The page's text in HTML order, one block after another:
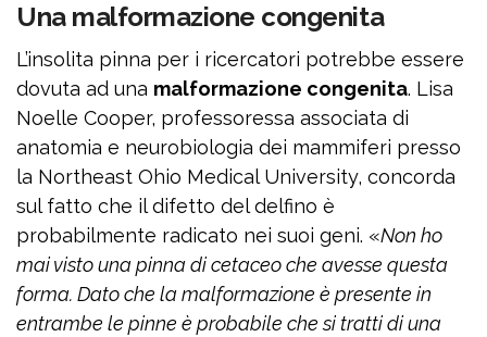
Una malformazione congenita
L’insolita pinna per i ricercatori potrebbe essere
dovuta ad una malformazione congenita. Lisa
Noelle Cooper, professoressa associata di
anatomia e neurobiologia dei mammiferi presso
la Northeast Ohio Medical University, concorda
sul fatto che il difetto del delfino è
probabilmente radicato nei suoi geni. «Non ho
mai visto una pinna di cetaceo che avesse questa
forma. Dato che la malformazione è presente in
entrambe le pinne è probabile che si tratti di una